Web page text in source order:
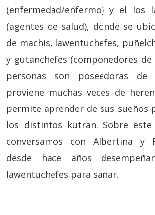
(enfermedad/enfermo) y el los
(agentes de salud), donde se
de machis, lawentuchefes,
y gutanchefes (componedores de
personas son poseedoras
proviene muchas veces de
permite aprender de sus sueños
los distintos kutran. Sobre este
conversamos con Albertina y
desde hace años
lawentuchefes para sanar.